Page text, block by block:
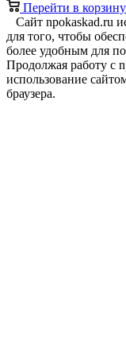
Перейти в корзину
Сайт npokaskad.ru
для того, чтобы
более удобным для
Продолжая работу с
использование
браузера.